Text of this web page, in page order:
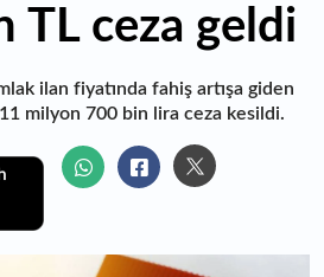
TL ceza geldi
ilan fiyatında fahiş artışa giden
milyon 700 bin lira ceza kesildi.